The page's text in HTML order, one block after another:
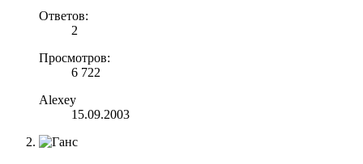
Ответов:
2
Просмотров:
6 722
Alexey
15.09.2003